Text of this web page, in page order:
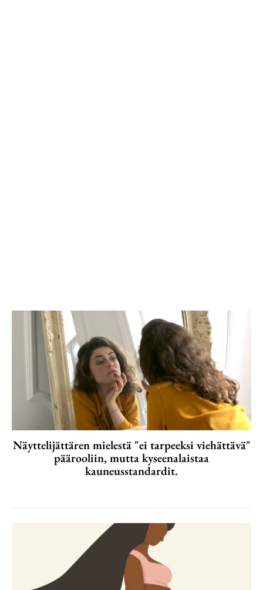
Näyttelijättären mielestä "ei tarpeeksi viehättävä"
päärooliin, mutta kyseenalaistaa
kauneusstandardit.